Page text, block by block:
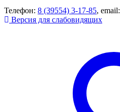
Телефон: 8 (39554) 3-17-85, email:
Версия для слабовидящих